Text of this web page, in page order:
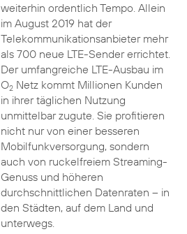
weiterhin ordentlich Tempo. Allein
im August 2019 hat der
Telekommunikationsanbieter mehr
als 700 neue LTE-Sender errichtet.
Der umfangreiche LTE-Ausbau im
O2Netz kommt Millionen Kunden
in ihrer täglichen Nutzung
unmittelbar zugute. Sie profitieren
nicht nur von einer besseren
Mobilfunkversorgung, sondern
auch von ruckelfreiem Streaming-
Genuss und höheren
durchschnittlichen Datenraten – in
den Städten, auf dem Land und
unterwegs.